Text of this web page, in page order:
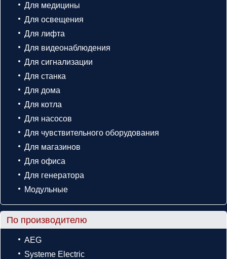
Для медицины
Для освещения
Для лифта
Для видеонаблюдения
Для сигнализации
Для станка
Для дома
Для котла
Для насосов
Для чувствительного оборудования
Для магазинов
Для офиса
Для генератора
Модульные
По производителю
AEG
Systeme Electric